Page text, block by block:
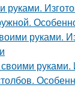
руками.
руками.
своими